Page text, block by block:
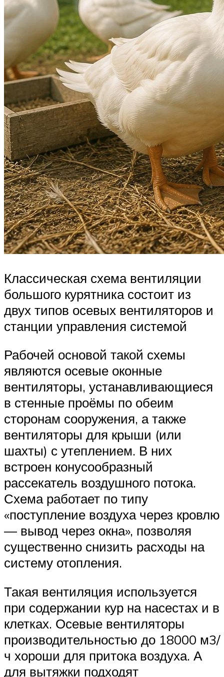
Классическая схема вентиляции
большого курятника состоит из
двух типов осевых вентиляторов и
станции управления системой
Рабочей основой такой схемы
являются осевые оконные
вентиляторы, устанавливающиеся
в стенные проёмы по обеим
сторонам сооружения, а также
вентиляторы для крыши (или
шахты) с утеплением. В них
встроен конусообразный
рассекатель воздушного потока.
Схема работает по типу
«поступление воздуха через кровлю
— вывод через окна», позволяя
существенно снизить расходы на
систему отопления.
Такая вентиляция используется
при содержании кур на насестах и в
клетках. Осевые вентиляторы
производительностью до 18000 м3/
ч хороши для притока воздуха. А
для вытяжки подходят